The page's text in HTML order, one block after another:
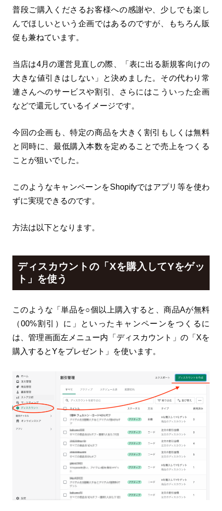
普段ご購入くださるお客様への感謝や、少しでも楽し
んでほしいという企画ではあるのですが、もちろん販
促も兼ねています。
当店は4月の運営見直しの際、「表に出る新規客向けの
大きな値引きはしない」と決めました。その代わり常
連さんへのサービスや割引、さらにはこういった企画
などで還元しているイメージです。
今回の企画も、特定の商品を大きく割引もしくは無料
と同時に、最低購入本数を定めることで売上をつくる
ことが狙いでした。
このようなキャンペーンをShopifyではアプリ等を使わ
ずに実現できるのです。
方法は以下となります。
ディスカウントの「Xを購入してYをゲッ
ト」を使う
このような「単品を○個以上購入すると、商品Aが無料
（00%割引）に」といったキャンペーンをつくるに
は、管理画面左メニュー内「ディスカウント」の「Xを
購入するとYをプレゼント」を使います。